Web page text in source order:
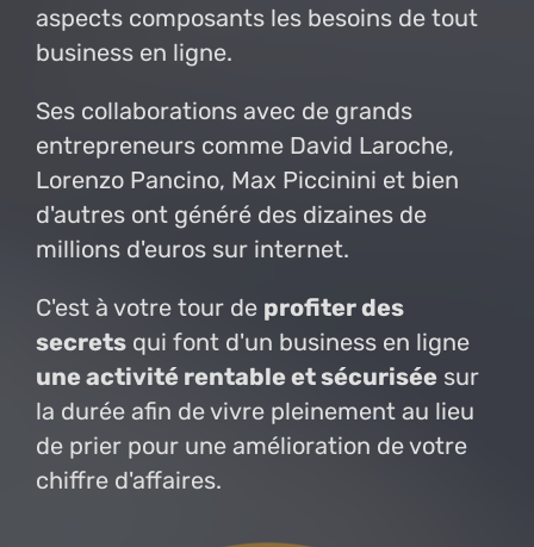
aspects composants les besoins de tout
business en ligne.
Ses collaborations avec de grands
entrepreneurs comme David Laroche,
Lorenzo Pancino, Max Piccinini et bien
d'autres ont généré des dizaines de
millions d'euros sur internet.
C'est à votre tour de profiter des
secrets qui font d'un business en ligne
une activité rentable et sécurisée sur
la durée afin de vivre pleinement au lieu
de prier pour une amélioration de votre
chiffre d'affaires.